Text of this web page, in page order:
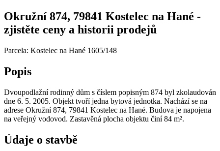
Okružní 874, 79841 Kostelec na Hané -
zjistěte ceny a historii prodejů
Parcela: Kostelec na Hané 1605/148
Popis
Dvoupodlažní rodinný dům s číslem popisným 874 byl zkolaudován
dne 6. 5. 2005. Objekt tvoří jedna bytová jednotka. Nachází se na
adrese Okružní 874, 79841 Kostelec na Hané. Budova je napojena
na veřejný vodovod. Zastavěná plocha objektu činí 84 m².
Údaje o stavbě